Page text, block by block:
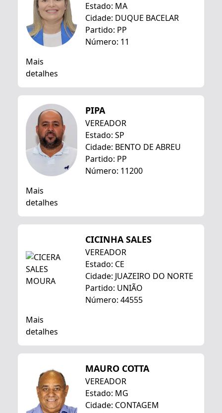
Estado: MA
Cidade: DUQUE BACELAR
Partido: PP
Número: 11
Mais
detalhes
PIPA
VEREADOR
Estado: SP
Cidade: BENTO DE ABREU
Partido: PP
Número: 11200
Mais
detalhes
CICINHA SALES
VEREADOR
Estado: CE
Cidade: JUAZEIRO DO NORTE
Partido: UNIÃO
Número: 44555
Mais
detalhes
MAURO COTTA
VEREADOR
Estado: MG
Cidade: CONTAGEM